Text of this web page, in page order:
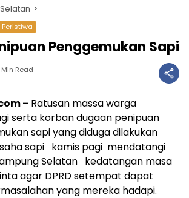
Peristiwa
Penggemukan Sapi
Min Read
– Ratusan massa warga
serta korban dugaan penipuan
sapi yang diduga dilakukan
sapi kamis pagi mendatangi
Selatan kedatangan masa
agar DPRD setempat dapat
yang mereka hadapi.